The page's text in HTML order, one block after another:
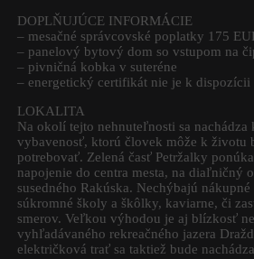
DOPLŇUJÚCE INFORMÁCIE
– mesačné správcovské poplatky 175
– panelový bytový dom so vstupom na
– pivničná kobka v suteréne
– energetický certifikát nie je k dispozícii
LOKALITA
Na okolí tejto nehnuteľnosti sa nachádza
vybavenosť, ktorú človek môže k životu
potrebovať. Zelená časť Petržalky
napojenie do centra mesta, na diaľničný
susedného Rakúska. Nechýbajú
súkromné školy a škôlky, kaviarne, či
smerov. Veľkou výhodou je aj blízkosť
vyhľadávaného rekreačného jazera
električková trať sa taktiež bude